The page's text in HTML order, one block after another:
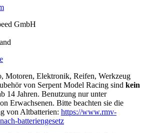
GmbH
Motoren, Elektronik, Reifen, Werkzeug
von Serpent Model Racing sind kein
14 Jahren. Benutzung nur unter
Erwachsenen. Bitte beachten sie die
von Altbatterien: https://www.rmv-
batteriengesetz